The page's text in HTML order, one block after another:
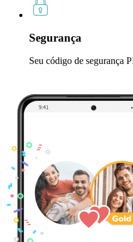
Segurança
Seu código de segurança